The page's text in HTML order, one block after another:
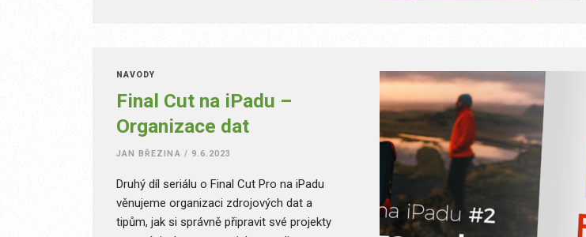
NÁVODY
Final Cut na iPadu –
Organizace dat
JAN BŘEZINA / 9.6.2023
Druhý díl seriálu o Final Cut Pro na iPadu
věnujeme organizaci zdrojových dat a
tipům, jak si správně připravit své projekty